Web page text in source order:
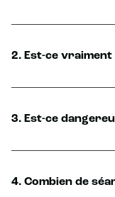
2. Est-ce vraiment
3. Est-ce
4. Combien de